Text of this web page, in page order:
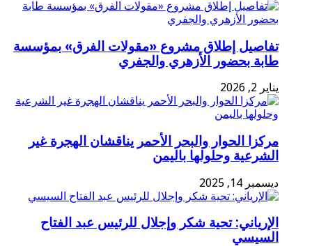
تفاصيل إطلاق مشروع «مقولات الفرق» بمؤسسة
طابة بحضور الأزهري والجفري
يناير 2, 2026
مركزا الحوار والبحر الأحمر يناقشان الهجرة غير
الشرعية وحلولها باليمن
ديسمبر 14, 2025
الإرياني: تحية شكر وإجلال للرئيس عبد الفتاح
السيسي